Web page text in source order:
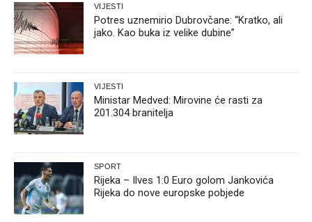
VIJESTI
Potres uznemirio Dubrovčane: “Kratko, ali
jako. Kao buka iz velike dubine”
VIJESTI
Ministar Medved: Mirovine će rasti za
201.304 branitelja
SPORT
Rijeka – Ilves 1:0 Euro golom Jankovića
Rijeka do nove europske pobjede